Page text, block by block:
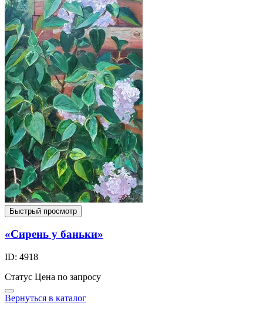
Быстрый просмотр
«Сирень у баньки»
ID: 4918
Статус Цена по запросу
Вернуться в каталог